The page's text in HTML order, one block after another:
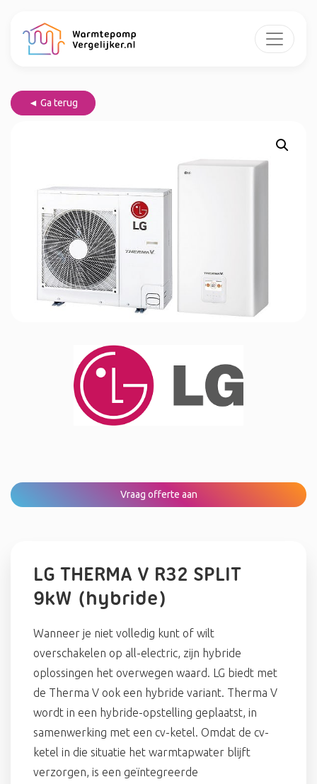
◄ Ga terug
Vraag offerte aan
LG THERMA V R32 SPLIT
9kW (hybride)
Wanneer je niet volledig kunt of wilt
overschakelen op all-electric, zijn hybride
oplossingen het overwegen waard. LG biedt met
de Therma V ook een hybride variant. Therma V
wordt in een hybride-opstelling geplaatst, in
samenwerking met een cv-ketel. Omdat de cv-
ketel in die situatie het warmtapwater blijft
verzorgen, is een geïntegreerde